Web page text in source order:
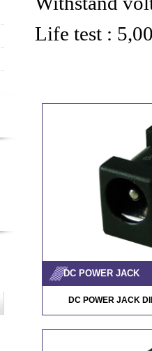
Life test :
DC POWER JACK
DC POWER JACK